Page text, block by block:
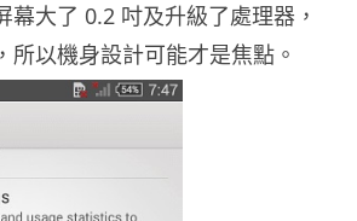
幕大了 0.2 吋及升級了處理器，
所以機身設計可能才是焦點。